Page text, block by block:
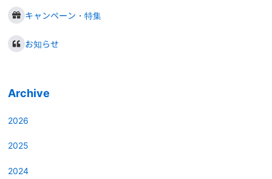
キャンペーン・特集
お知らせ
Archive
2026
2025
2024